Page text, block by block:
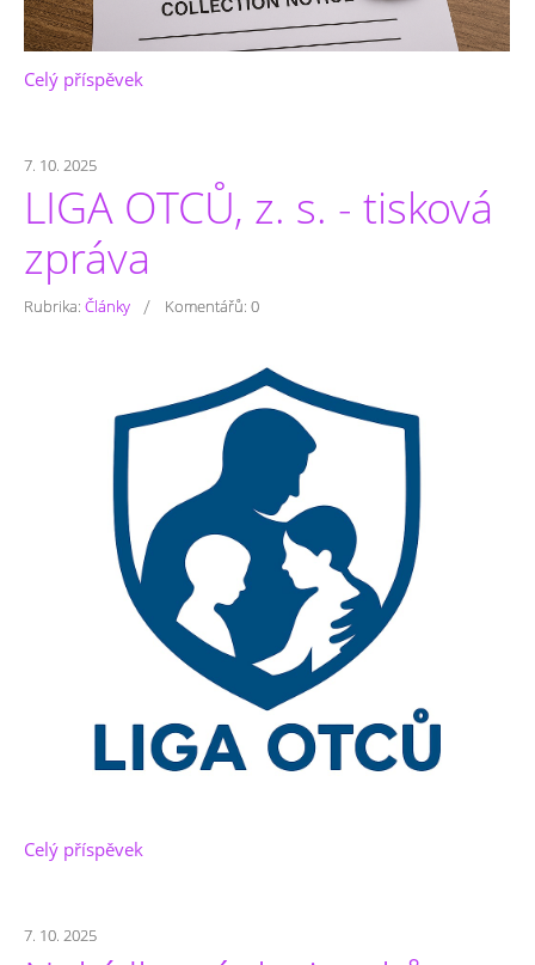
Celý příspěvek
7. 10. 2025
LIGA OTCŮ, z. s. - tisková
zpráva
Rubrika: Články / Komentářů: 0
Celý příspěvek
7. 10. 2025